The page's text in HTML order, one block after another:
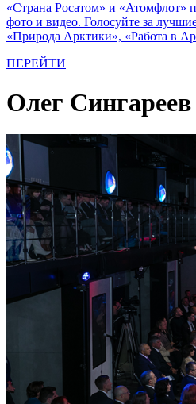
«Страна Росатом» и «Атомфлот»
фото и видео. Голосуйте за
«Природа Арктики», «Работа в
ПЕРЕЙТИ
Олег Сингареев